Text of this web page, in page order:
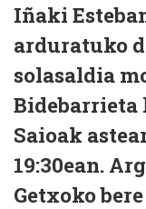
Iñaki
arduratuko
solasaldia
Saioak
19:30ean.
Getxoko